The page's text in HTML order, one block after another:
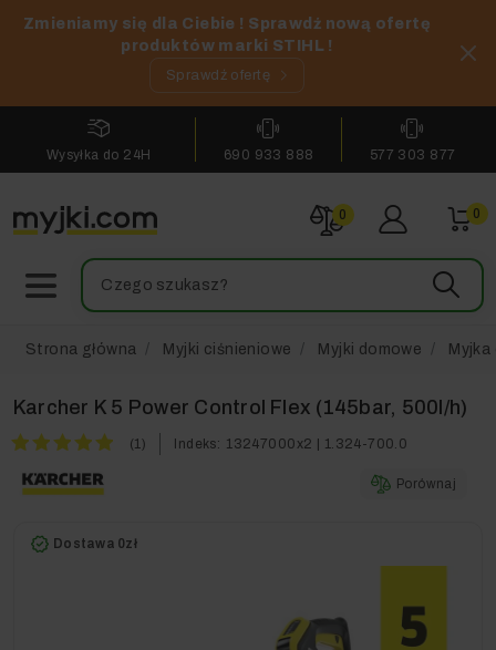
Zmieniamy się dla Ciebie ! Sprawdź nową ofertę
produktów marki STIHL !
Sprawdź ofertę
Wysyłka do 24H 690 933 888 577 303 877
0 0
Strona główna Myjki ciśnieniowe Myjki domowe
Karcher K 5 Power Control Flex (145bar, 500l/h)
(1) Indeks: 13247000x2 | 1.324-700.0
Porównaj
Dostawa 0zł